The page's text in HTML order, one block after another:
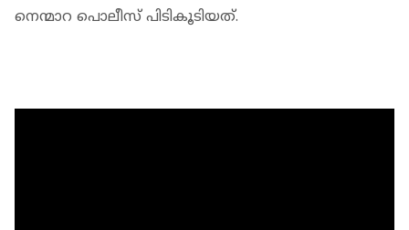
നെന്മാറ പൊലീസ് പിടികൂടിയത്.